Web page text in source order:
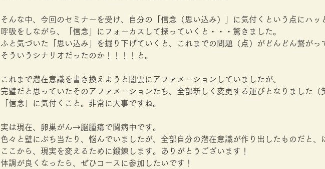
そんな中、今回のセミナーを受け、自分の「信念（思い込み）」に気付くという点にハッ
呼吸をしながら、「信念」にフォーカスして探っていくと・・・驚きました。
ふと気づいた「思い込み」を掘り下げていくと、これまでの問題（点）がどんどん繋がっ
そういうシナリオだったのか！！！！と。
これまで潜在意識を書き換えようと闇雲にアファメーションしていましたが、
完璧だと思っていたそのアファメーションたち、全部新しく変更する運びとなりました（
「信念」に気付くこと。非常に大事ですね。
実は現在、卵巣がん→脳腫瘍で闘病中です。
色々と壁にぶち当たり、悩んでいましたが、全部自分の潜在意識が作り出したものだと、
ここから、現実を変えるために鍛錬します。ありがとうございます！
体調が良くなったら、ぜひコースに参加したいです！